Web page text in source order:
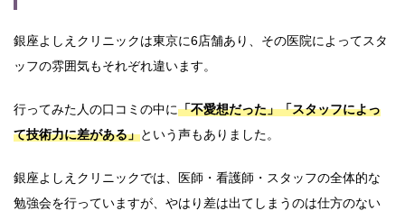
銀座よしえクリニックは東京に6店舗あり、その医院によってスタ
ッフの雰囲気もそれぞれ違います。
行ってみた人の口コミの中に「不愛想だった」「スタッフによっ
て技術力に差がある」という声もありました。
銀座よしえクリニックでは、医師・看護師・スタッフの全体的な
勉強会を行っていますが、やはり差は出てしまうのは仕方のない